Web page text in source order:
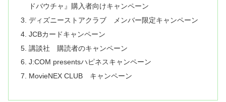
ドバウチャ』購入者向けキャンペーン
ディズニーストアクラブ メンバー限定キャンペーン
JCBカードキャンペーン
講談社 購読者のキャンペーン
J:COM presentsハピネスキャンペーン
MovieNEX CLUB キャンペーン